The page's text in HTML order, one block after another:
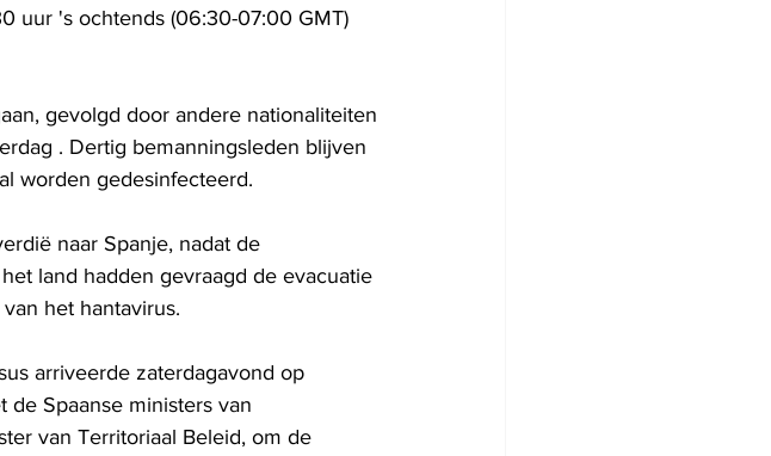
uur 's ochtends (06:30-07:00 GMT)
gevolgd door andere nationaliteiten
. Dertig bemanningsleden blijven
worden gedesinfecteerd.
naar Spanje, nadat de
land hadden gevraagd de evacuatie
het hantavirus.
arriveerde zaterdagavond op
de Spaanse ministers van
van Territoriaal Beleid, om de